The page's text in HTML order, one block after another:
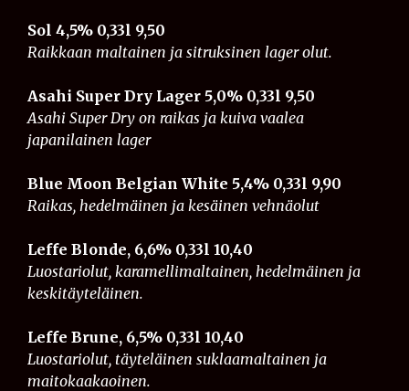
Sol 4,5% 0,33l 9,50
Raikkaan maltainen ja sitruksinen lager olut.
Asahi Super Dry Lager 5,0% 0,33l 9,50
Asahi Super Dry on raikas ja kuiva vaalea
japanilainen lager
Blue Moon Belgian White 5,4% 0,33l 9,90
Raikas, hedelmäinen ja kesäinen vehnäolut
Leffe Blonde, 6,6% 0,33l 10,40
Luostariolut, karamellimaltainen, hedelmäinen ja
keskitäyteläinen.
Leffe Brune, 6,5% 0,33l 10,40
Luostariolut, täyteläinen suklaamaltainen ja
maitokaakaoinen.